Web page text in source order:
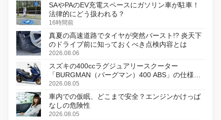
SAやPAのEV充電スペースにガソリン車が駐車！
法律的にどう扱われる？
16時間前
真夏の高速道路でタイヤが突然バースト!? 炎天下
のドライブ前に知っておくべき点検内容とは
2026.08.06
スズキの400ccラグジュアリースクーター
「BURGMAN（バーグマン）400 ABS」の仕様を
変更し、8月18日に発売
2026.08.05
車内での仮眠、どこまで安全？エンジンかけっぱ
なしの危険性
2026.08.05